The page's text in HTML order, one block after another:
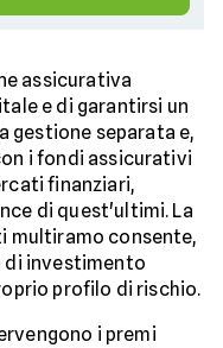
assicurativa
e di garantirsi un
gestione separata e,
i fondi assicurativi
finanziari,
di quest'ultimi. La
consente,
di investimento
profilo di rischio.
i premi